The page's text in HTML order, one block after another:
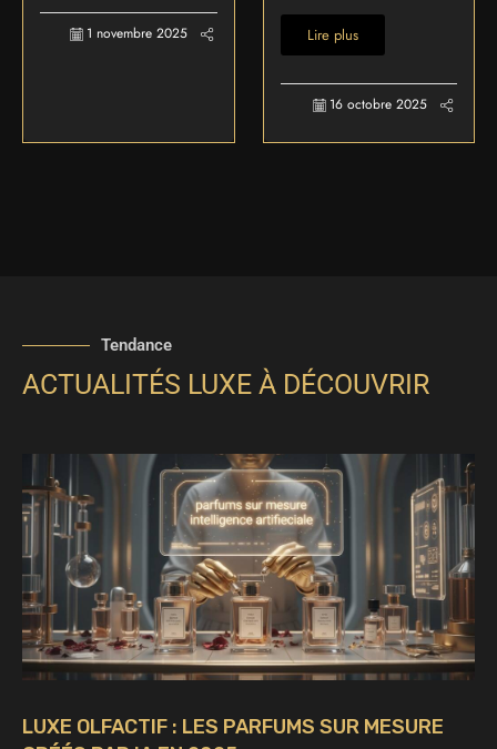
1 novembre 2025 Lire plus
16 octobre 2025
Tendance
ACTUALITÉS LUXE À DÉCOUVRIR
LUXE OLFACTIF : LES PARFUMS SUR MESURE